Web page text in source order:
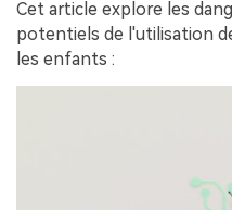
Cet article explore les
potentiels de l'utilisation
les enfants :